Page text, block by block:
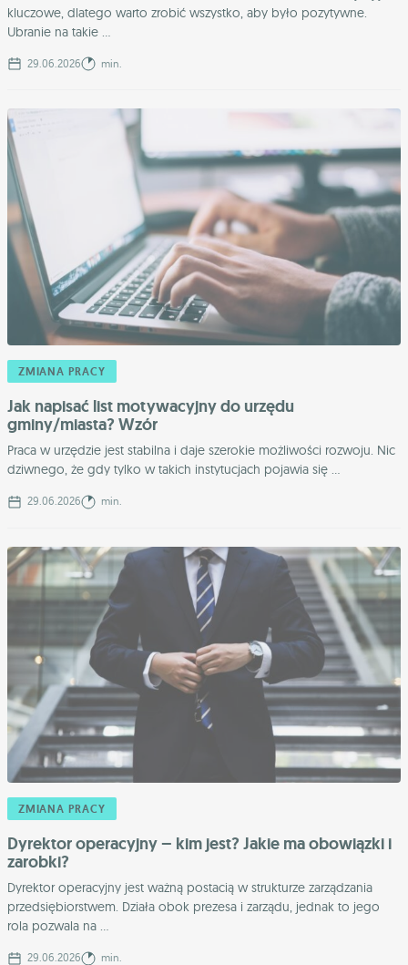
kluczowe, dlatego warto zrobić wszystko, aby było pozytywne.
Ubranie na takie ...
29.06.2026 min.
ZMIANA PRACY
Jak napisać list motywacyjny do urzędu
gminy/miasta? Wzór
Praca w urzędzie jest stabilna i daje szerokie możliwości rozwoju. Nic
dziwnego, że gdy tylko w takich instytucjach pojawia się ...
29.06.2026 min.
ZMIANA PRACY
Dyrektor operacyjny – kim jest? Jakie ma obowiązki i
zarobki?
Dyrektor operacyjny jest ważną postacią w strukturze zarządzania
przedsiębiorstwem. Działa obok prezesa i zarządu, jednak to jego
rola pozwala na ...
29.06.2026 min.